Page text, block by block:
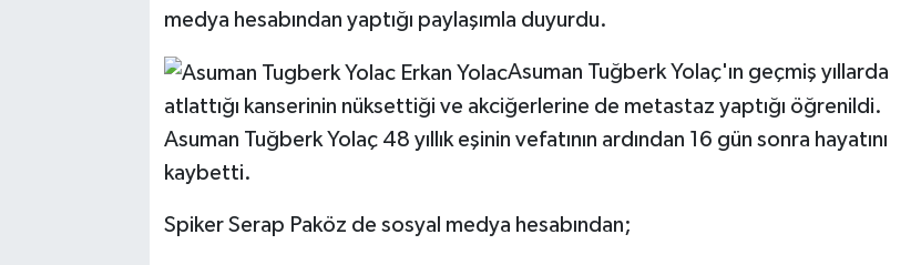
medya hesabından yaptığı paylaşımla duyurdu.
Asuman Tuğberk Yolaç'ın geçmiş yıllarda
atlattığı kanserinin nüksettiği ve akciğerlerine de metastaz yaptığı öğrenildi.
Asuman Tuğberk Yolaç 48 yıllık eşinin vefatının ardından 16 gün sonra hayatını
kaybetti.
Spiker Serap Paköz de sosyal medya hesabından;